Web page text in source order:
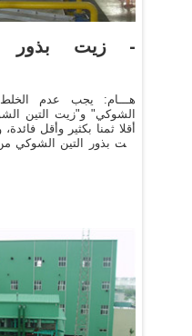
زيت بذور
هـــام: يجب عدم
الشوكي" و"زيت التين
أقلا ثمنا بكثير وأقل
زيت بذور التين الشوكي